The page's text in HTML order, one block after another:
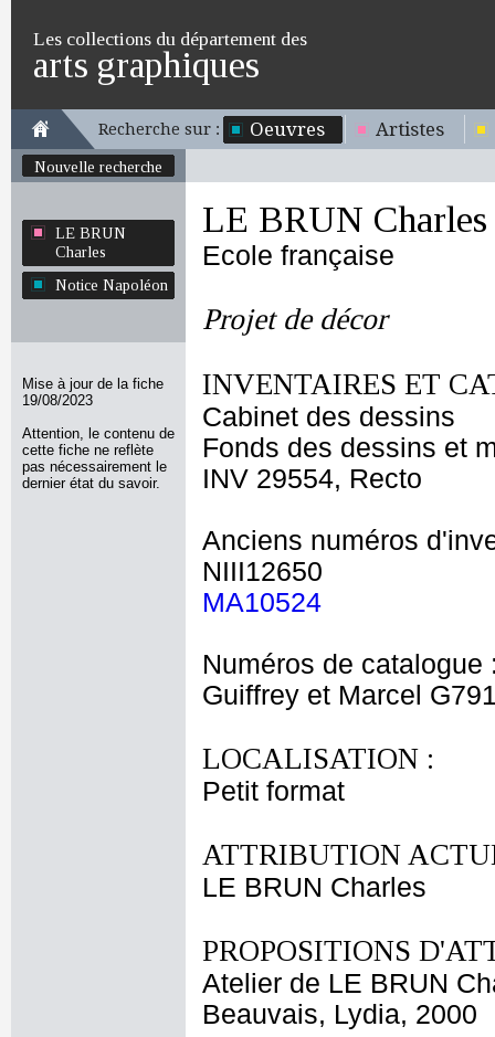
Les collections du département des
arts graphiques
Recherche sur : Oeuvres Artistes
Nouvelle recherche
LE BRUN
Charles
Notice Napoléon
Mise à jour de la fiche
19/08/2023
Attention, le contenu de
cette fiche ne reflète
pas nécessairement le
dernier état du savoir.
LE BRUN Charles
Ecole française
Projet de décor
INVENTAIRES ET
Cabinet des dessins
Fonds des dessins et
INV 29554, Recto
Anciens numéros
NIII12650
MA10524
Numéros de catalogue
Guiffrey et Marcel
LOCALISATION :
Petit format
ATTRIBUTION
LE BRUN Charles
PROPOSITIONS
Atelier de LE BRUN
Beauvais, Lydia, 2000